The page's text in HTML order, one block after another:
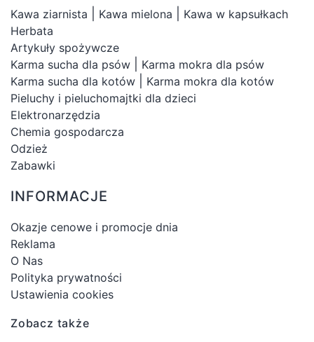
Kawa ziarnista Kawa mielona
Kawa w kapsułkach
Herbata
Artykuły spożywcze
Karma sucha dla psów
Karma mokra dla psów
Karma sucha dla kotów
Karma mokra dla kotów
Pieluchy i pieluchomajtki dla dzieci
Elektronarzędzia
Chemia gospodarcza
Odzież
Zabawki
INFORMACJE
Okazje cenowe i promocje dnia
Reklama
O Nas
Polityka prywatności
Ustawienia cookies
Zobacz także